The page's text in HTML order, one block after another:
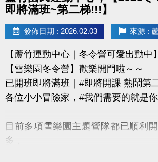
即將滿班~第二梯!!!】
發佈日期 : 2026.02.03 來源 :
【蘆竹運動中心｜冬令營可愛出動中】
【雪樂園冬令營】歡樂開門啦～～
已開班即將滿班｜#即將開課 熱鬧第
各位小小冒險家，#我們需要的就是你
目前多項雪樂園主題營隊都已順利
多，
還有部分課程即將開課，只差幾位